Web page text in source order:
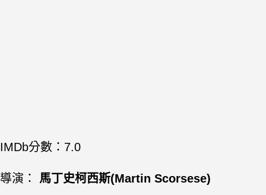
IMDb分數：7.0
導演： 馬丁史柯西斯(Martin Scorsese)